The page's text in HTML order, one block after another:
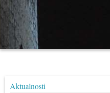
Aktualnosti